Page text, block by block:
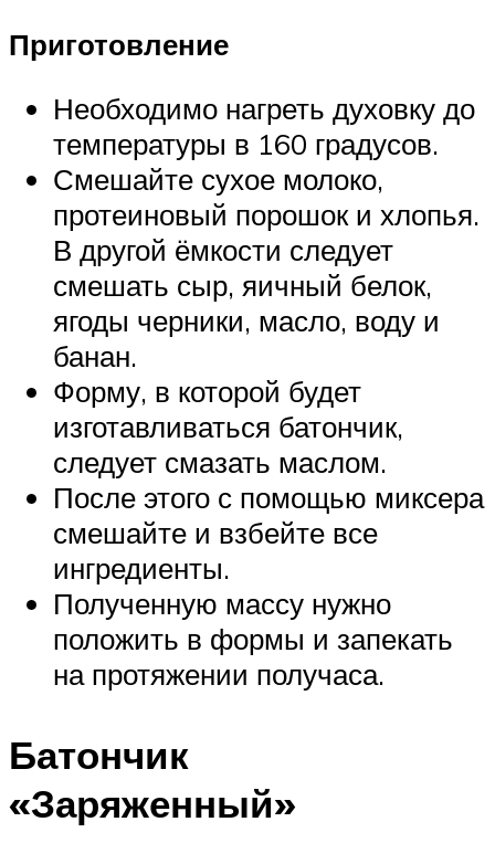
Приготовление
Необходимо нагреть духовку до
температуры в 160 градусов.
Смешайте сухое молоко,
протеиновый порошок и хлопья.
В другой ёмкости следует
смешать сыр, яичный белок,
ягоды черники, масло, воду и
банан.
Форму, в которой будет
изготавливаться батончик,
следует смазать маслом.
После этого с помощью миксера
смешайте и взбейте все
ингредиенты.
Полученную массу нужно
положить в формы и запекать
на протяжении получаса.
Батончик
«Заряженный»